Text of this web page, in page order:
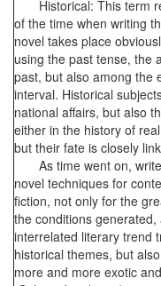
Historical: This term
of the time when writing
novel takes place
using the past tense, the
past, but also among the
interval. Historical
national affairs, but also
either in the history of
but their fate is closely
As time went on,
novel techniques for
fiction, not only for the
the conditions
interrelated literary trend
historical themes, but
more and more exotic